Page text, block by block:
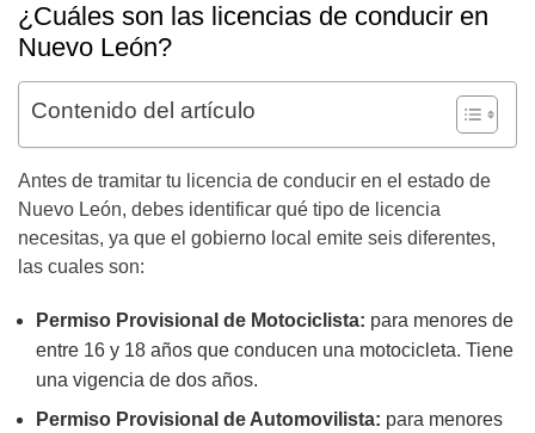
¿Cuáles son las licencias de conducir en
Nuevo León?
Contenido del artículo
Antes de tramitar tu licencia de conducir en el estado de
Nuevo León, debes identificar qué tipo de licencia
necesitas, ya que el gobierno local emite seis diferentes,
las cuales son:
Permiso Provisional de Motociclista: para menores de
entre 16 y 18 años que conducen una motocicleta. Tiene
una vigencia de dos años.
Permiso Provisional de Automovilista: para menores